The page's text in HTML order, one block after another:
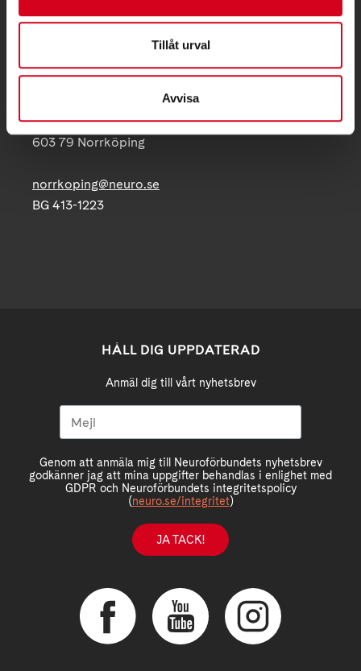
Tillåt urval
Avvisa
Besöksadress:
Gamla Övägen 23, 603 79 Norrköping
Gamla Övägen 23
603 79 Norrköping
norrkoping@neuro.se
BG 413-1223
HÅLL DIG UPPDATERAD
Anmäl dig till vårt nyhetsbrev
Genom att anmäla mig till Neuroförbundets nyhetsbrev
godkänner jag att mina uppgifter behandlas i enlighet med
GDPR och Neuroförbundets integritetspolicy
(neuro.se/integritet)
JA TACK!